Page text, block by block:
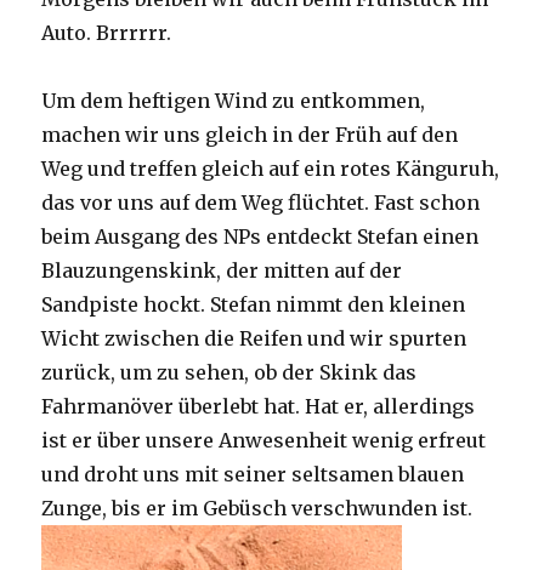
Auto. Brrrrrr.
Um dem heftigen Wind zu entkommen,
machen wir uns gleich in der Früh auf den
Weg und treffen gleich auf ein rotes Känguruh,
das vor uns auf dem Weg flüchtet. Fast schon
beim Ausgang des NPs entdeckt Stefan einen
Blauzungenskink, der mitten auf der
Sandpiste hockt. Stefan nimmt den kleinen
Wicht zwischen die Reifen und wir spurten
zurück, um zu sehen, ob der Skink das
Fahrmanöver überlebt hat. Hat er, allerdings
ist er über unsere Anwesenheit wenig erfreut
und droht uns mit seiner seltsamen blauen
Zunge, bis er im Gebüsch verschwunden ist.